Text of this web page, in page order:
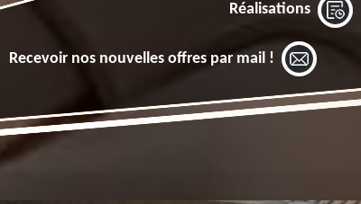
Réalisations
Recevoir nos nouvelles offres par mail !